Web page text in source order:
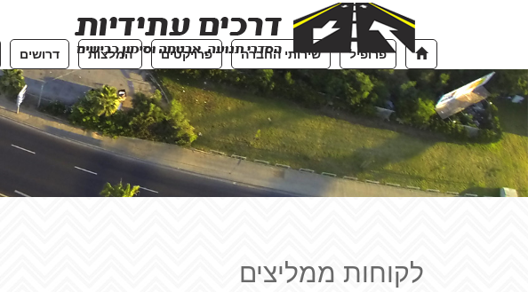
פרופיל שירותי החברה פרויקטים המלצות דרושים
לקוחות ממליצים